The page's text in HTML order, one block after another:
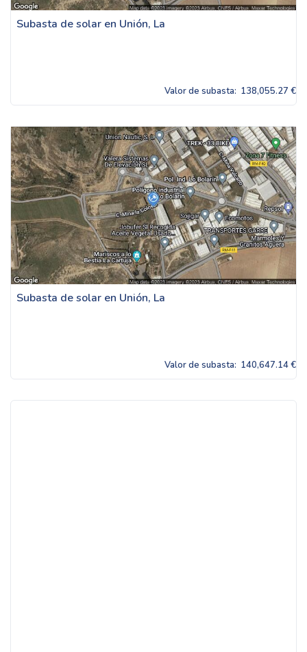
Subasta de solar en Unión, La
Valor de subasta: 138,055.27 €
Subasta de solar en Unión, La
Valor de subasta: 140,647.14 €